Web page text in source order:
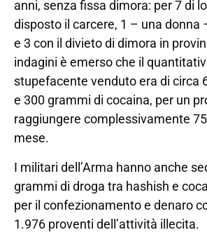
anni, senza fissa dimora: per 7 di
disposto il carcere, 1 – una donna
e 3 con il divieto di dimora in
indagini è emerso che il
stupefacente venduto era di circa
e 300 grammi di cocaina, per un
raggiungere complessivamente
mese.
I militari dell’Arma hanno anche
grammi di droga tra hashish e
per il confezionamento e denaro
1.976 proventi dell’attività illecita.